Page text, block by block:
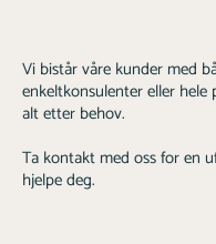
Vi bistår våre kunder med
enkeltkonsulenter eller
alt etter behov.
Ta kontakt med oss for en
hjelpe deg.